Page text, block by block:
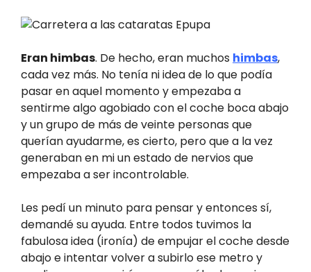
Eran himbas. De hecho, eran muchos himbas,
cada vez más. No tenía ni idea de lo que podía
pasar en aquel momento y empezaba a
sentirme algo agobiado con el coche boca abajo
y un grupo de más de veinte personas que
querían ayudarme, es cierto, pero que a la vez
generaban en mi un estado de nervios que
empezaba a ser incontrolable.
Les pedí un minuto para pensar y entonces sí,
demandé su ayuda. Entre todos tuvimos la
fabulosa idea (ironía) de empujar el coche desde
abajo e intentar volver a subirlo ese metro y